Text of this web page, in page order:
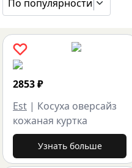
По популярности
ГЛАВНАЯ
БРЕНДЫ
2853₽
Est | Косуха оверсайз
кожаная куртка
Узнать больше